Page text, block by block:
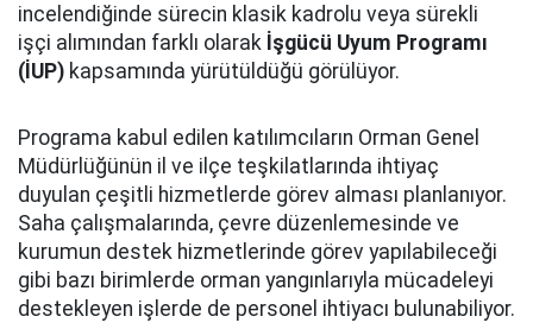
incelendiğinde sürecin klasik kadrolu veya sürekli
işçi alımından farklı olarak İşgücü Uyum Programı
(İUP) kapsamında yürütüldüğü görülüyor.
Programa kabul edilen katılımcıların Orman Genel
Müdürlüğünün il ve ilçe teşkilatlarında ihtiyaç
duyulan çeşitli hizmetlerde görev alması planlanıyor.
Saha çalışmalarında, çevre düzenlemesinde ve
kurumun destek hizmetlerinde görev yapılabileceği
gibi bazı birimlerde orman yangınlarıyla mücadeleyi
destekleyen işlerde de personel ihtiyacı bulunabiliyor.